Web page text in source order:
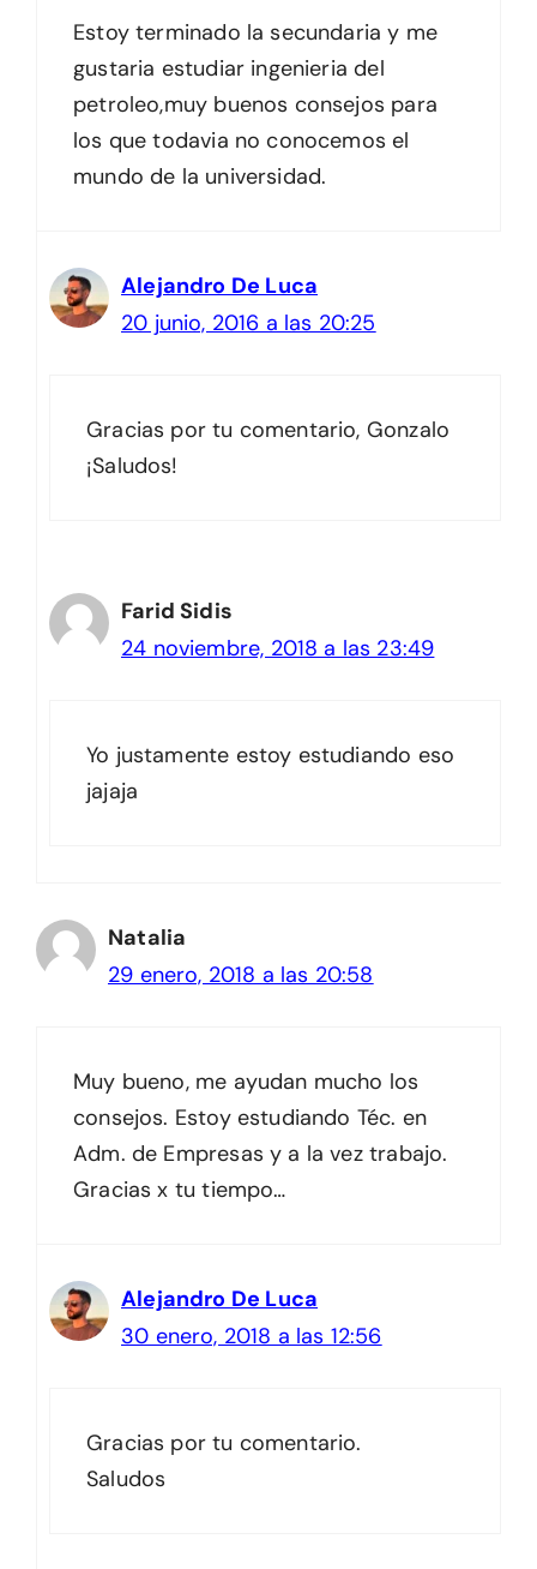
Estoy terminado la secundaria y me
gustaria estudiar ingenieria del
petroleo,muy buenos consejos para
los que todavia no conocemos el
mundo de la universidad.
Alejandro De Luca
20 junio, 2016 a las 20:25
Gracias por tu comentario, Gonzalo
¡Saludos!
Farid Sidis
24 noviembre, 2018 a las 23:49
Yo justamente estoy estudiando eso
jajaja
Natalia
29 enero, 2018 a las 20:58
Muy bueno, me ayudan mucho los
consejos. Estoy estudiando Téc. en
Adm. de Empresas y a la vez trabajo.
Gracias x tu tiempo…
Alejandro De Luca
30 enero, 2018 a las 12:56
Gracias por tu comentario.
Saludos